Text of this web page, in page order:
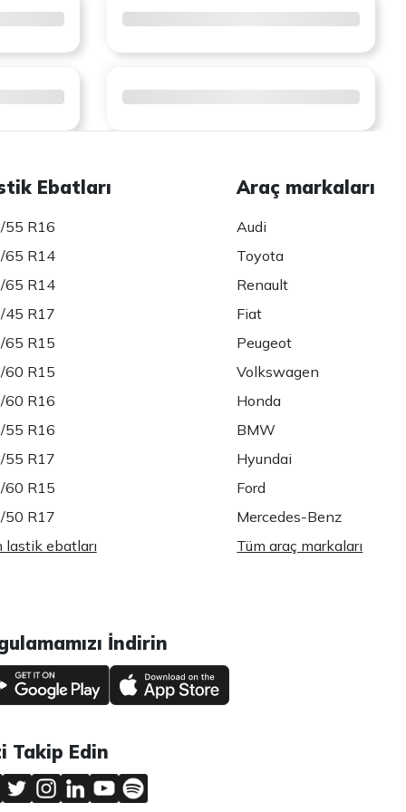
Ebatları
55 R16
65 R14
65 R14
45 R17
65 R15
60 R15
60 R16
55 R16
55 R17
60 R15
50 R17
lastik ebatları
Araç markaları
Audi
Toyota
Renault
Fiat
Peugeot
Volkswagen
Honda
BMW
Hyundai
Ford
Mercedes-Benz
Tüm araç markaları
İndirin
Takip Edin